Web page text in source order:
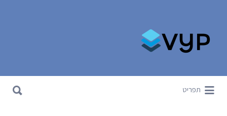
תפריט